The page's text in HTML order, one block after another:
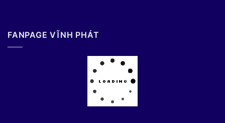
FANPAGE VĨNH PHÁT